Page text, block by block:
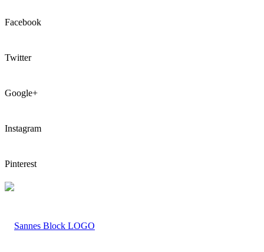
Facebook
Twitter
Google+
Instagram
Pinterest
LOGO